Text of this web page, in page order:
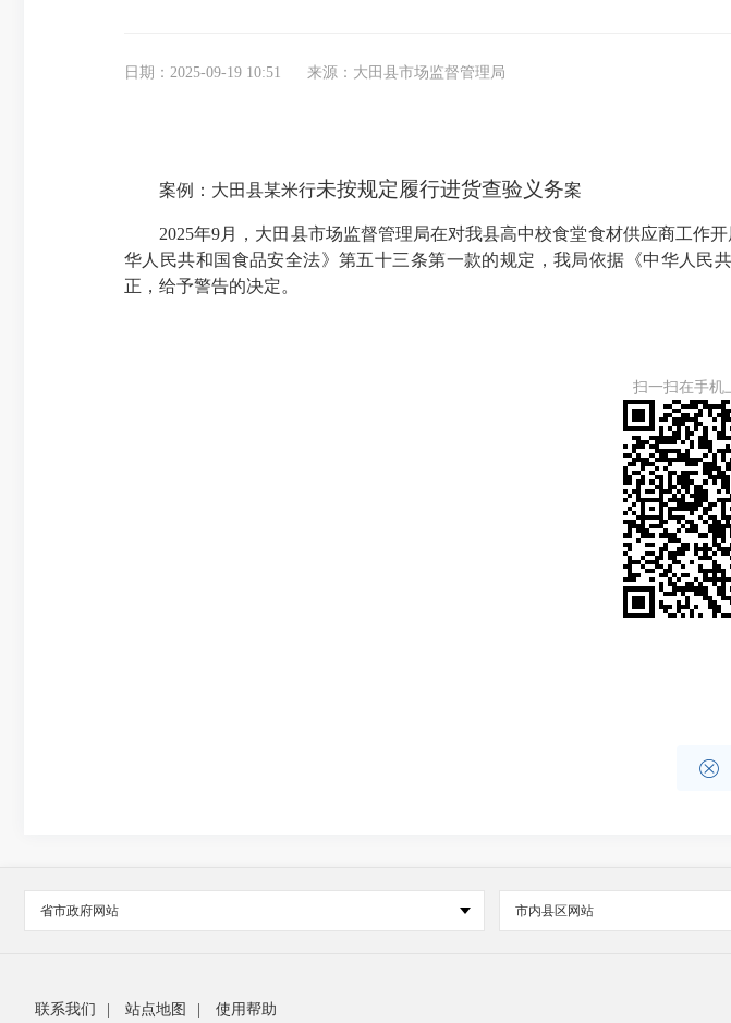
日期：2025-09-19 10:51 来源：大田县市场监督管理局
案例：大田县某米行未按规定履行进货查验义务案
2025年9月，大田县市场监督管理局在对我县高中校食堂食材供应商工作
华人民共和国食品安全法》第五十三条第一款的规定，我局依据《中华人
正，给予警告的决定。
扫一扫在手机

省市政府网站 市内县区网站
联系我们 站点地图 使用帮助